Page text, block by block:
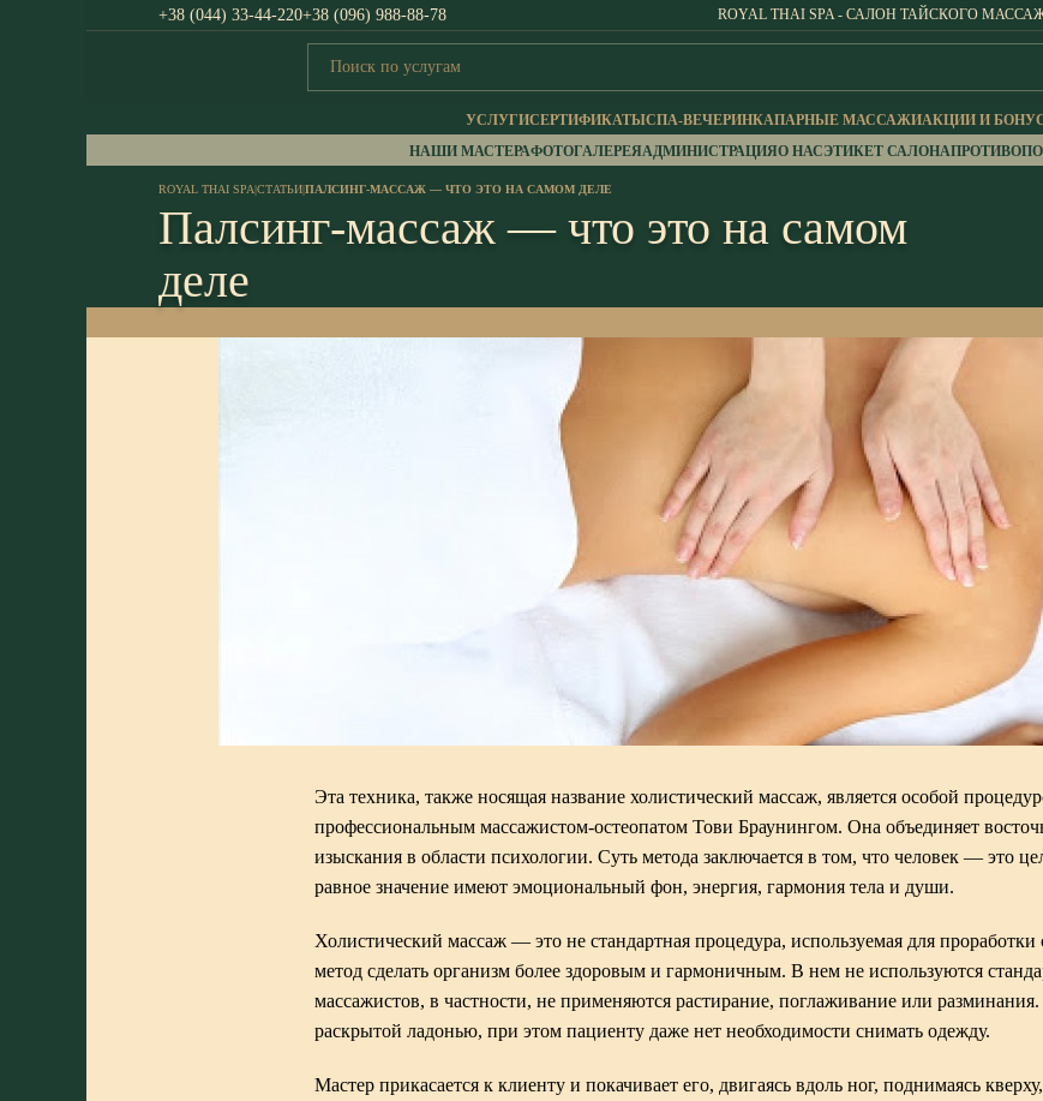
+38 (044) 33-44-220+38 (096) 988-88-78 ROYAL THAI SPA - САЛОН ТАЙСКОГО
УСЛУГИСЕРТИФИКАТЫСПА-ВЕЧЕРИНКАПАРНЫЕ МАССАЖИАКЦИИ И
НАШИ МАСТЕРАФОТОГАЛЕРЕЯАДМИНИСТРАЦИЯО НАСЭТИКЕТ САЛОНА
ROYAL THAI SPA|СТАТЬИ|ПАЛСИНГ-МАССАЖ — ЧТО ЭТО НА САМОМ ДЕЛЕ
Палсинг-массаж — что это на самом
деле
Эта техника, также носящая название холистический массаж, является особой
профессиональным массажистом-остеопатом Тови Браунингом. Она объединяет
изыскания в области психологии. Суть метода заключается в том, что человек — это
равное значение имеют эмоциональный фон, энергия, гармония тела и души.
Холистический массаж — это не стандартная процедура, используемая для
метод сделать организм более здоровым и гармоничным. В нем не используются
массажистов, в частности, не применяются растирание, поглаживание или
раскрытой ладонью, при этом пациенту даже нет необходимости снимать одежду.
Мастер прикасается к клиенту и покачивает его, двигаясь вдоль ног, поднимаясь